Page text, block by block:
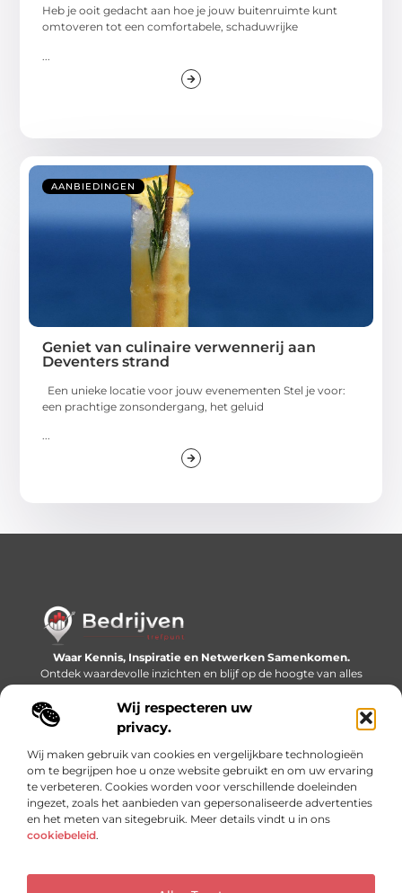
Wij respecteren uw
privacy.
Wij maken gebruik van cookies en vergelijkbare technologieën
om te begrijpen hoe u onze website gebruikt en om uw ervaring
te verbeteren. Cookies worden voor verschillende doeleinden
ingezet, zoals het aanbieden van gepersonaliseerde advertenties
en het meten van sitegebruik. Meer details vindt u in ons
cookiebeleid.
Heb je ooit gedacht aan hoe je jouw buitenruimte kunt
omtoveren tot een comfortabele, schaduwrijke
AANBIEDINGEN
Geniet van culinaire verwennerij aan
Deventers strand
Een unieke locatie voor jouw evenementen Stel je voor:
een prachtige zonsondergang, het geluid
Waar Kennis, Inspiratie en Netwerken Samenkomen.
Ontdek waardevolle inzichten en blijf op de hoogte van alles
wat er speelt in de wereld.
Bericht categorie
Onze informatie